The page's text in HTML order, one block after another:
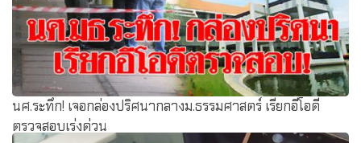
นศ.ระทึก! เจอกล่องปริศนากลางม.ธรรมศาสตร์ เรียกอีโอดี
ตรวจสอบเร่งด่วน